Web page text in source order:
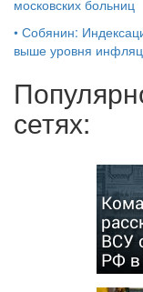
московских больниц
• Собянин:
выше уровня
сетях:
ВСУ
РФ в